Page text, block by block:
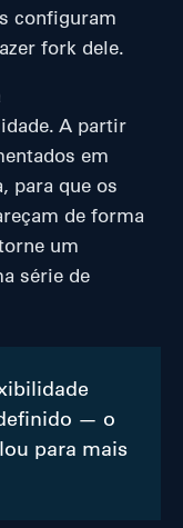
configuram
fork dele.
A partir
em
para que os
de forma
um
série de
— o
para mais